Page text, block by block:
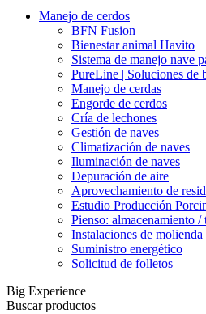
Manejo de cerdos
BFN Fusion
Bienestar animal Havito
Sistema de manejo nave
PureLine | Soluciones de
Manejo de cerdas
Engorde de cerdos
Cría de lechones
Gestión de naves
Climatización de naves
Iluminación de naves
Depuración de aire
Aprovechamiento de
Estudio Producción
Pienso: almacenamiento /
Instalaciones de
Suministro energético
Solicitud de folletos
Big Experience
Buscar productos